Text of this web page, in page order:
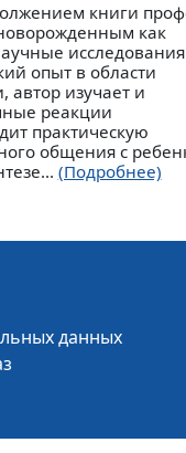
книги
как
опыт в области
автор изучает и
реакции
практическую
общения с
(Подробнее)
данных